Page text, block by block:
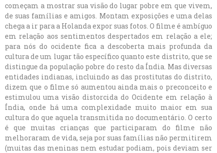
começam a mostrar sua visão do lugar pobre em que vivem,
de suas famílias e amigos. Montam exposições e uma delas
chega a ir para a Holanda expor suas fotos. O filme é ambíguo
em relação aos sentimentos despertados em relação a ele;
para nós do ocidente fica a descoberta mais profunda da
cultura de um lugar tão específico quanto este distrito, que se
distingue da população pobre do resto da Índia. Mas diversas
entidades indianas, incluindo as das prostitutas do distrito,
dizem que o filme só aumentou ainda mais o preconceito e
estimulou uma visão distorcida do Ocidente em relação à
Índia, onde há uma complexidade muito maior em sua
cultura do que aquela transmitida no documentário. O certo
é que muitas crianças que participaram do filme não
melhoraram de vida, seja por suas famílias não permitirem
(muitas das meninas nem estudar podiam, pois deviam ser